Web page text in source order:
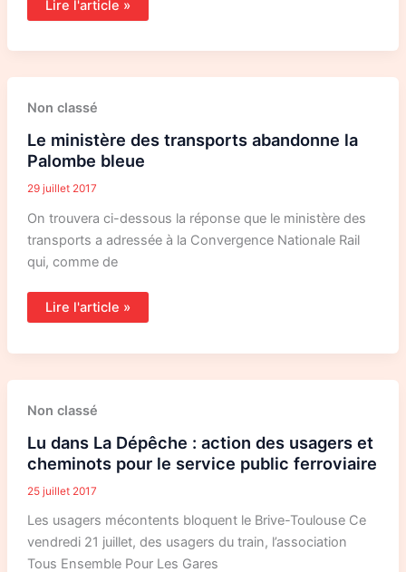
Lire l'article »
Non classé
Le ministère des transports abandonne la
Palombe bleue
29 juillet 2017
On trouvera ci-dessous la réponse que le ministère des
transports a adressée à la Convergence Nationale Rail
qui, comme de
Le
ministère
transports
abandonne
la
bleue
Lire l'article »
Non classé
Lu dans La Dépêche : action des usagers et
cheminots pour le service public ferroviaire
25 juillet 2017
Les usagers mécontents bloquent le Brive-Toulouse Ce
vendredi 21 juillet, des usagers du train, l’association
Tous Ensemble Pour Les Gares
Lu
dans
Dépêche
action
usagers
cheminots
le
service